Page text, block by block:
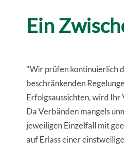
Ein
"Wir prüfen kontinuierlich
beschränkenden
Erfolgsaussichten, wird
Da Verbänden mangels
jeweiligen Einzelfall mit
auf Erlass einer